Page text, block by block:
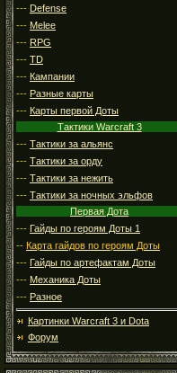
--- Defense
--- Melee
--- RPG
--- TD
--- Кампании
--- Разные карты
--- Карты первой Доты
Тактики Warcraft 3
--- Тактики за альянс
--- Тактики за орду
--- Тактики за нежить
--- Тактики за ночных эльфов
Первая Дота
--- Гайды по героям Доты 1
-- Карта гайдов по героям Доты
--- Гайды по артефактам Доты
--- Механика Доты
--- Разное
Картинки Warcraft 3 и Dota
Форум